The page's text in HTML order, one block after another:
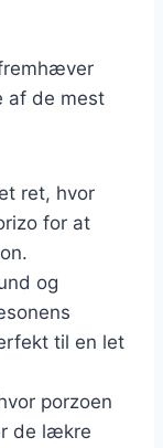
af de mest
ret, hvor
for at
og
til en let
porzoen
de lækre